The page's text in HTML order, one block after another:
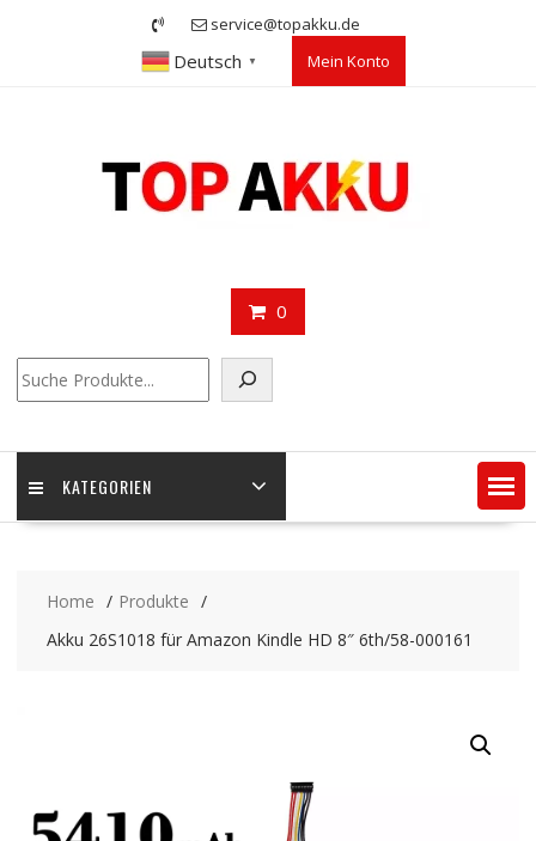
service@topakku.de
Deutsch ▼ Mein Konto
0
KATEGORIEN
Home
Produkte
Akku 26S1018 für Amazon Kindle HD 8″ 6th/58-000161